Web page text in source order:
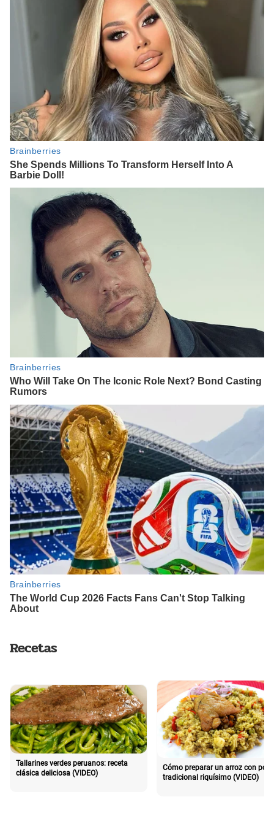
Recetas
Tallarines verdes peruanos: receta
clásica deliciosa (VIDEO)
Cómo preparar un arroz con pollo
tradicional riquísimo (VIDEO)